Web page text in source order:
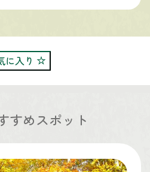
に入り
すめスポット